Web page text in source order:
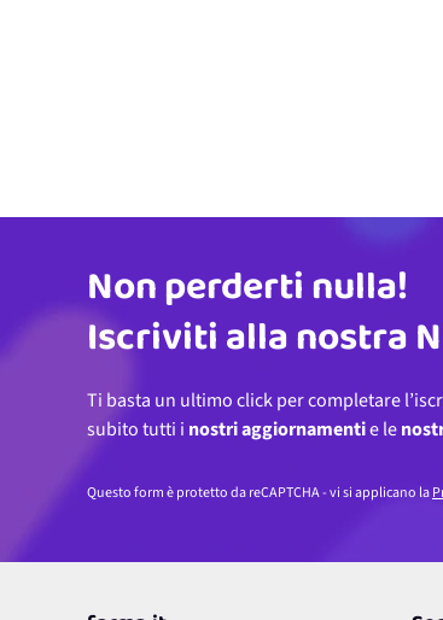
Indirizzo email
Non perderti nulla!
Iscriviti alla nostra
Ti basta un ultimo click per completare
subito tutti i nostri aggiornamentie le
Questo form è protetto da reCAPTCHA - vi si applicano la